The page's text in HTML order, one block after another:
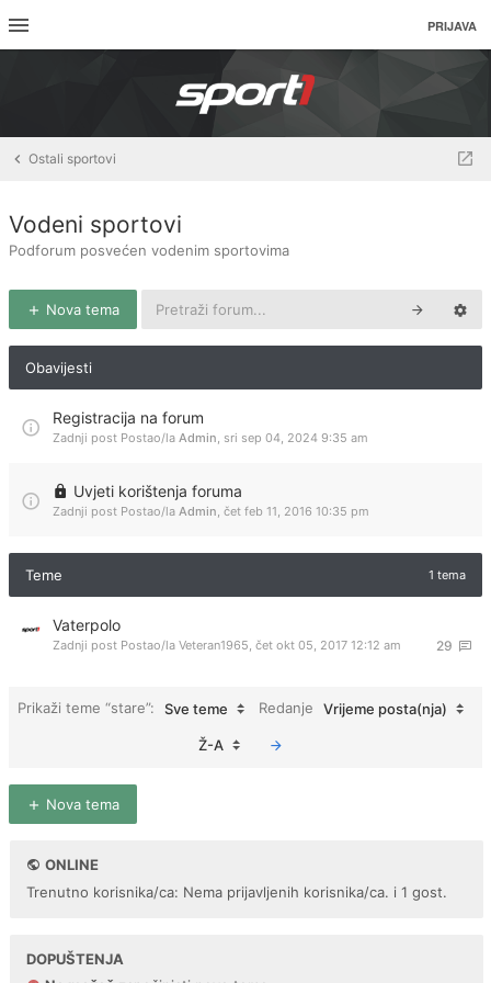
PRIJAVA
Ostali sportovi
Vodeni sportovi
Podforum posvećen vodenim sportovima
Nova tema
Obavijesti
Registracija na forum
Zadnji post Postao/la Admin, sri sep 04, 2024 9:35 am
Uvjeti korištenja foruma
Zadnji post Postao/la Admin, čet feb 11, 2016 10:35 pm
Teme 1 tema
Vaterpolo
29
Zadnji post Postao/la Veteran1965, čet okt 05, 2017 12:12 am
Prikaži teme “stare”: Sve teme Redanje Vrijeme posta(nja)
Ž-A
Nova tema
ONLINE
Trenutno korisnika/ca: Nema prijavljenih korisnika/ca. i 1 gost.
DOPUŠTENJA